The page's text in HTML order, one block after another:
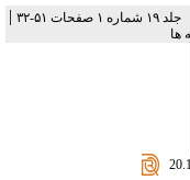
جلد ۱۹ شماره ۱ صفحات ۵۱-۳۲ |
ها